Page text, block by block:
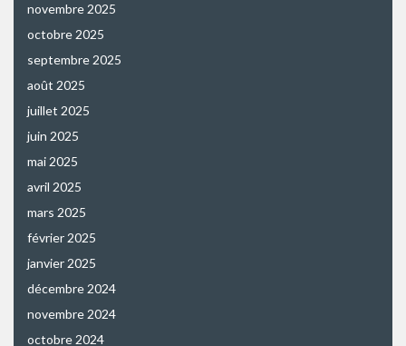
novembre 2025
octobre 2025
septembre 2025
août 2025
juillet 2025
juin 2025
mai 2025
avril 2025
mars 2025
février 2025
janvier 2025
décembre 2024
novembre 2024
octobre 2024